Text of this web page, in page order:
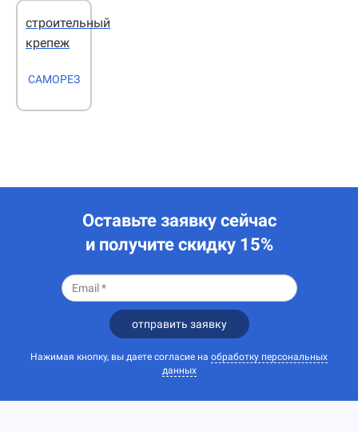
строительный
крепеж
САМОРЕЗ
Оставьте заявку сейчас
и получите скидку 15%
отправить заявку
Нажимая кнопку, вы даете согласие на обработку персональных
данных